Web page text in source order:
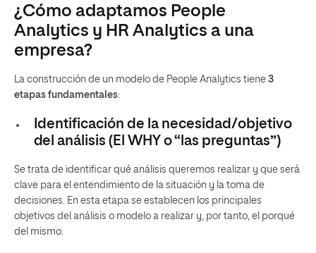
¿Cómo adaptamos People
Analytics y HR Analytics a una
empresa?
La construcción de un modelo de People Analytics tiene 3
etapas fundamentales:
Identificación de la necesidad/objetivo
del análisis (El WHY o “las preguntas”)
Se trata de identificar qué análisis queremos realizar y que será
clave para el entendimiento de la situación y la toma de
decisiones. En esta etapa se establecen los principales
objetivos del análisis o modelo a realizar y, por tanto, el porqué
del mismo.